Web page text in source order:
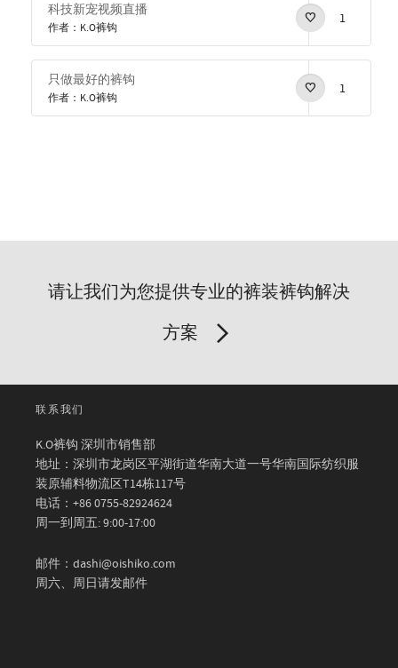
科技新宠视频直播
作者：K.O裤钩
1
只做最好的裤钩
作者：K.O裤钩
1
请让我们为您提供专业的裤装裤钩解决
方案
联系我们
K.O裤钩 深圳市销售部
地址：深圳市龙岗区平湖街道华南大道一号华南国际纺织服
装原辅料物流区T14栋117号
电话：+86 0755-82924624
周一到周五: 9:00-17:00
邮件：dashi@oishiko.com
周六、周日请发邮件